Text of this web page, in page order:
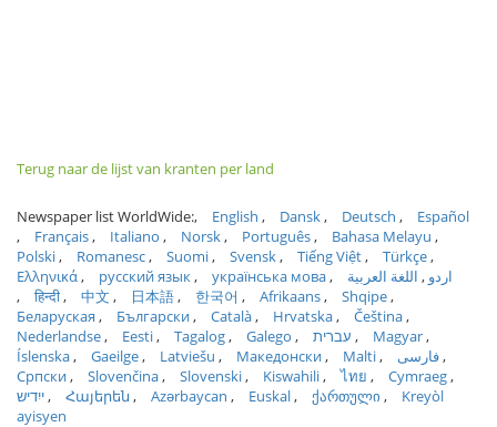
Terug naar de lijst van kranten per land
Newspaper list WorldWide: English Dansk Deutsch
Español
Français
Italiano Norsk Português
Bahasa Melayu
Polski
Romanesc Suomi Svensk Tiếng Việt
Türkçe
Ελληνικά
русский язык українська мова اردو
اللغة العربية
हिन्दी
中文 日本語 한국어 Afrikaans
Shqipe
Беларуская
Български Català Hrvatska
Čeština
Nederlandse
Eesti Tagalog Galego עברית
Magyar
Íslenska
Gaeilge Latviešu Македонски Malti
فارسی
Српски
Slovenčina Slovenski Kiswahili ไทย
Cymraeg
ייִדיש
Հայերեն Azərbaycan Euskal ქართული
Kreyòl
ayisyen